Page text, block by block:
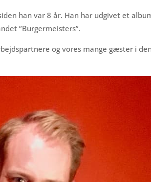
han var 8 år. Han har udgivet et
”Burgermeisters”.
og vores mange gæster i